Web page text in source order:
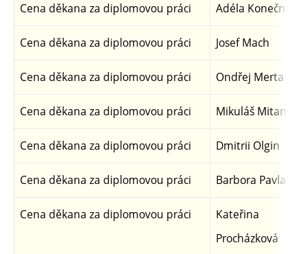
Cena děkana za diplomovou práci Adéla Konečná
Cena děkana za diplomovou práci Josef Mach
Cena děkana za diplomovou práci Ondřej Merta
Cena děkana za diplomovou práci Mikuláš Mitana
Cena děkana za diplomovou práci Dmitrii Olgin
Cena děkana za diplomovou práci Barbora Pavlasová
Cena děkana za diplomovou práci
Kateřina
Procházková